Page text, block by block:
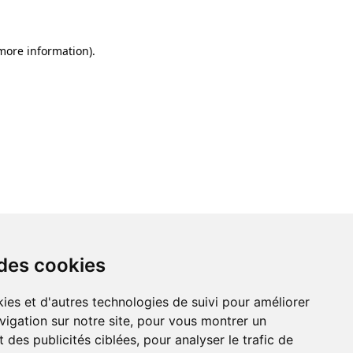
cookies
et d'autres technologies de suivi pour améliorer
sur notre site, pour vous montrer un
des publicités ciblées, pour analyser le trafic de
information).